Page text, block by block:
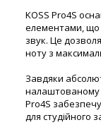
KOSS Pro4S
елементами, що
звук. Це
ноту з
Завдяки
налаштованому
Pro4S
для студійного